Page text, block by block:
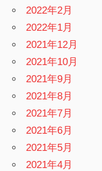
2022年2月
2022年1月
2021年12月
2021年10月
2021年9月
2021年8月
2021年7月
2021年6月
2021年5月
2021年4月